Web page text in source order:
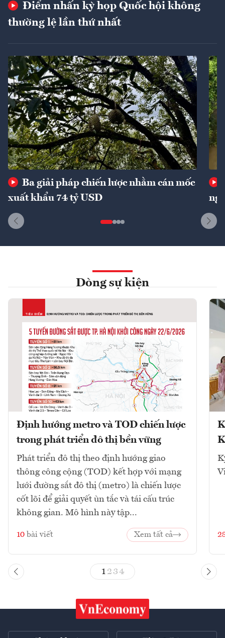
Điểm nhấn kỳ họp Quốc hội không
thường lệ lần thứ nhất
Ba giải pháp chiến lược nhằm cán mốc
xuất khẩu 74 tỷ USD
Dòng sự kiện
Định hướng metro và TOD chiến lược
trong phát triển đô thị bền vững
Phát triển đô thị theo định hướng giao
thông công cộng (TOD) kết hợp với mạng
lưới đường sắt đô thị (metro) là chiến lược
cốt lõi để giải quyết ùn tắc và tái cấu trúc
không gian. Mô hình này tập...
10 bài viết Xem tất cả
1 23 4